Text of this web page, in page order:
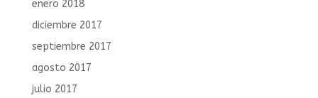
enero 2018
diciembre 2017
septiembre 2017
agosto 2017
julio 2017